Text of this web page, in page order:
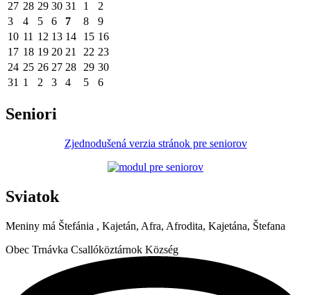
27 28 29 30 31 1
2
3
4 5 6 7 8
9
10 11 12 13 14 15 16
17 18 19 20 21 22 23
24 25 26 27 28 29 30
31 1 2 3 4 5 6
Seniori
Zjednodušená verzia stránok pre seniorov
Sviatok
Meniny má Štefánia , Kajetán, Afra, Afrodita, Kajetána, Štefana
Obec Trnávka Csallóköztárnok Község